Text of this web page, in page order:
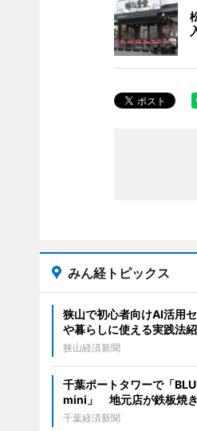
みん経トピックス
狭山で初心者向けAI活用
や暮らしに使える実践法
狭山経済新聞
千葉ポートタワーで「
mini」 地元店が鉄板焼
千葉経済新聞